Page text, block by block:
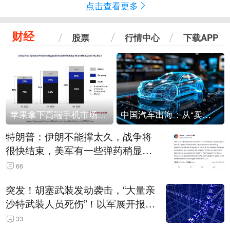
点击查看更多
财经 股票 行情中心 下载APP
苹果拿下高端手机市场65%的份额：iPhone 17系列功不可没 中国汽车出海：从“卖出去”到“走进去”
特朗普：伊朗不能撑太久，战争将
很快结束，美军有一些弹药稍显紧
张！伊朗公布拟议的海峡管理文本
66
突发！胡塞武装发动袭击，“大量亲
沙特武装人员死伤”！以军展开报复
性空袭
33